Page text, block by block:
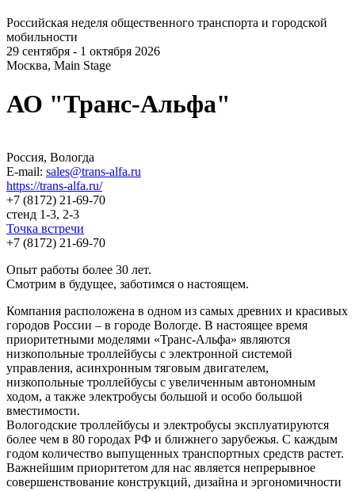
Российская неделя общественного транспорта и городской
мобильности
29 сентября - 1 октября 2026
Москва, Main Stage
АО "Транс-Альфа"
Россия, Вологда
E-mail: sales@trans-alfa.ru
https://trans-alfa.ru/
+7 (8172) 21-69-70
стенд 1-3, 2-3
Точка встречи
+7 (8172) 21-69-70
Опыт работы более 30 лет.
Смотрим в будущее, заботимся о настоящем.
Компания расположена в одном из самых древних и красивых
городов России – в городе Вологде. В настоящее время
приоритетными моделями «Транс-Альфа» являются
низкопольные троллейбусы с электронной системой
управления, асинхронным тяговым двигателем,
низкопольные троллейбусы с увеличенным автономным
ходом, а также электробусы большой и особо большой
вместимости.
Вологодские троллейбусы и электробусы эксплуатируются
более чем в 80 городах РФ и ближнего зарубежья. С каждым
годом количество выпущенных транспортных средств растет.
Важнейшим приоритетом для нас является непрерывное
совершенствование конструкций, дизайна и эргономичности